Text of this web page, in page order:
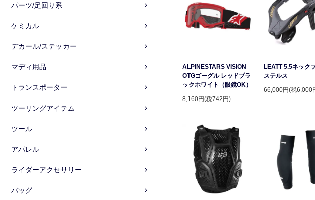
パーツ/足回り系
ケミカル
デカール/ステッカー
マディ用品
トランスポーター
ツーリングアイテム
ツール
アパレル
ライダーアクセサリー
バッグ
ALPINESTARS VISION
OTGゴーグル レッドブラ
ックホワイト（眼鏡OK）
8,160円(税742円)
LEATT 5.5ネック
ステルス
66,000円(税6,000